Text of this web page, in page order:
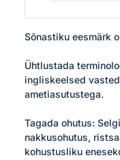
Sõnastiku eesmärk
Ühtlustada
ingliskeelsed
ametiasutustega.
Tagada ohutus:
nakkusohutus,
kohustusliku